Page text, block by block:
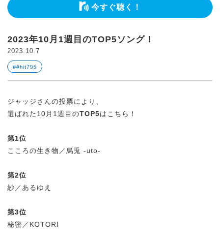
今すぐ聴く！
2023年10月1週目のTOP5ソング！
2023.10.7
##hit795
ジャッジさんの投票により、
選ばれた10月1週目のTOP5はこちら！
第1位
こころの生き物／烏兎 -uto-
第2位
紗／あるゆえ
第3位
秘密／KOTORI